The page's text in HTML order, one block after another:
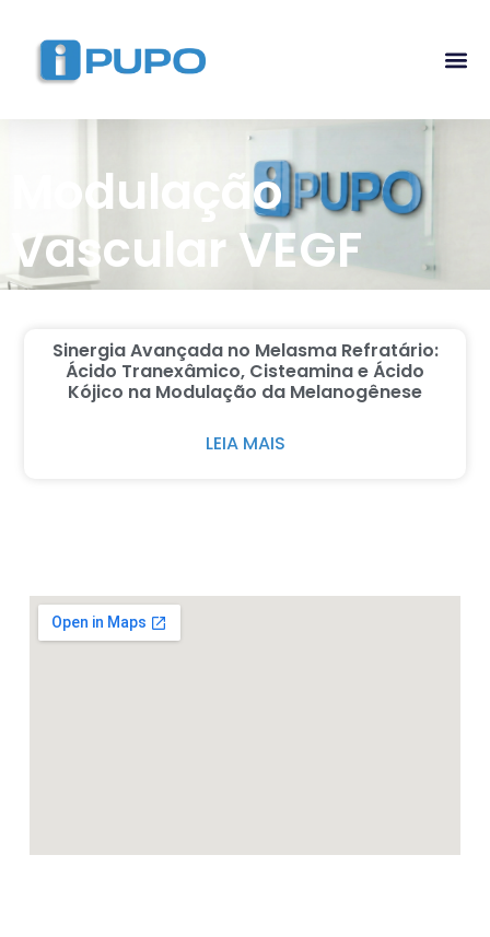
Modulação
Vascular VEGF
Sinergia Avançada no Melasma Refratário:
Ácido Tranexâmico, Cisteamina e Ácido
Kójico na Modulação da Melanogênese
LEIA MAIS